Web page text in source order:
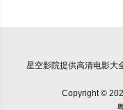
星空影院提供高清电影大
Copyright ©